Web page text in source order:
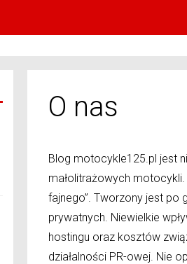
O nas
Blog motocykle125.pl jest
małolitrażowych
fajnego”. Tworzony jest po
prywatnych. Niewielkie
hostingu oraz kosztów
działalności PR-owej. Nie